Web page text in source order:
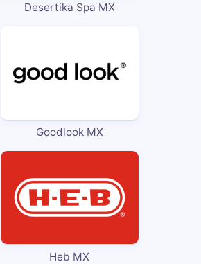
Desertika Spa MX
Goodlook MX
Heb MX